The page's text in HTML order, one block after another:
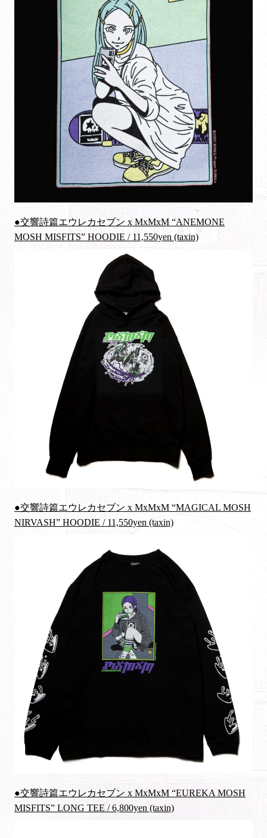
●交響詩篇エウレカセブン x MxMxM “ANEMONE
MOSH MISFITS” HOODIE / 11,550yen (taxin)
●交響詩篇エウレカセブン x MxMxM “MAGICAL MOSH
NIRVASH” HOODIE / 11,550yen (taxin)
●交響詩篇エウレカセブン x MxMxM “EUREKA MOSH
MISFITS” LONG TEE / 6,800yen (taxin)